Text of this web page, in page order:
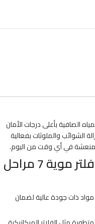
الصافية بأعلى درجات الأمان
إزالة الشوائب والملوثات بفعالية
ومنعشة في أي وقت من اليوم.
جودة التصنيع والمنشأ في فلتر موية 7 مراحل
مواد ذات جودة عالية لضمان